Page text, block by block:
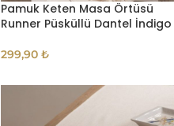
Pamuk Keten Masa Örtüsü
Runner Püsküllü Dantel İndigo
299,90 ₺